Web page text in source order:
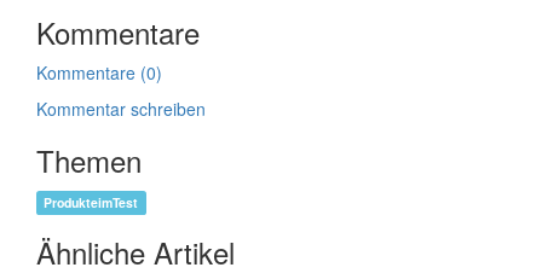
Kommentare
Kommentare (0)
Kommentar schreiben
Themen
ProdukteimTest
Ähnliche Artikel